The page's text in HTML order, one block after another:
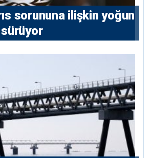
sorununa ilişkin yoğun
sürüyor